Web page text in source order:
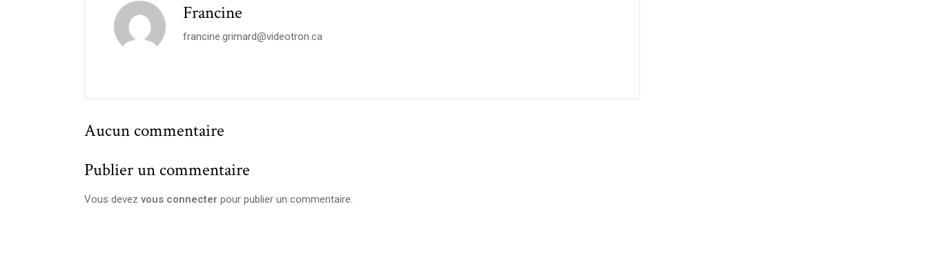
Francine
francine.grimard@videotron.ca
Aucun commentaire
Publier un commentaire
Vous devez vous connecter pour publier un commentaire.